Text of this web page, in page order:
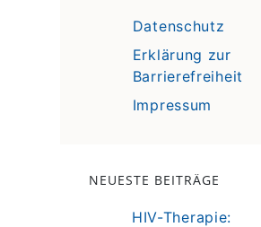
Datenschutz
Erklärung zur
Barrierefreiheit
Impressum
NEUESTE BEITRÄGE
HIV-Therapie: